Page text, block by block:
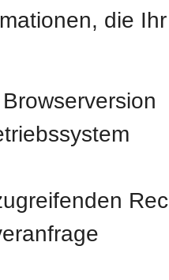
die